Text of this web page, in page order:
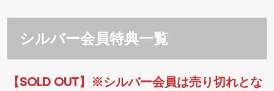
シルバー会員特典一覧
【SOLD OUT】※シルバー会員は売り切れとな